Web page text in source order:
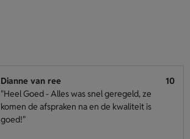
Dianne van ree
10
"Heel Goed - Alles was snel geregeld, ze
komen de afspraken na en de kwaliteit is
goed!"